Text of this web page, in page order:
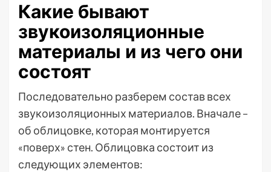
Какие бывают
звукоизоляционные
материалы и из чего они
состоят
Последовательно разберем состав всех
звукоизоляционных материалов. Вначале –
об облицовке, которая монтируется
«поверх» стен. Облицовка состоит из
следующих элементов: